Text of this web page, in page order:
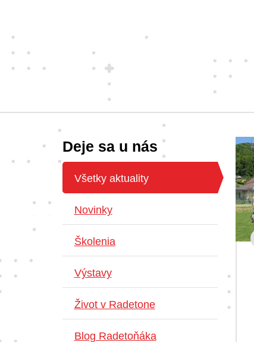
Deje sa u nás
Všetky aktuality
Novinky
Školenia
Výstavy
Život v Radetone
Blog Radetoňáka